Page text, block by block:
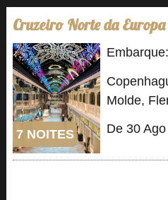
Cruzeiro Norte da Europa
7 NOITES
Molde,
De 30